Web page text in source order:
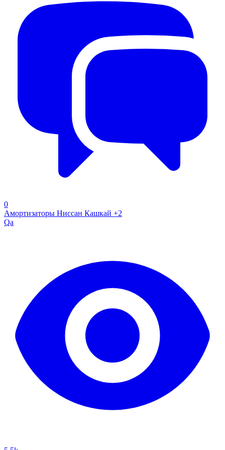
0
Амортизаторы Ниссан Кашкай +2
Qa